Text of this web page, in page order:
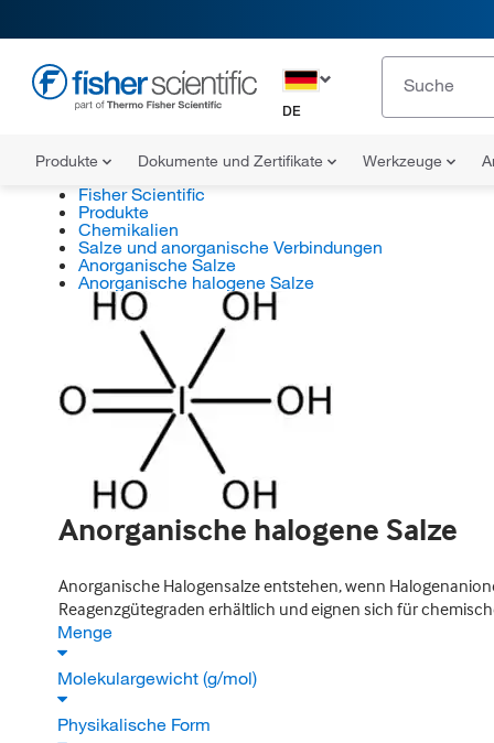
DE
Produkte Dokumente und Zertifikate Werkzeuge
Fisher Scientific
Produkte
Chemikalien
Salze und anorganische Verbindungen
Anorganische Salze
Anorganische halogene Salze
Anorganische halogene Salze
Anorganische Halogensalze entstehen, wenn
Reagenzgütegraden erhältlich und eignen sich für
Menge
Molekulargewicht (g/mol)
Physikalische Form